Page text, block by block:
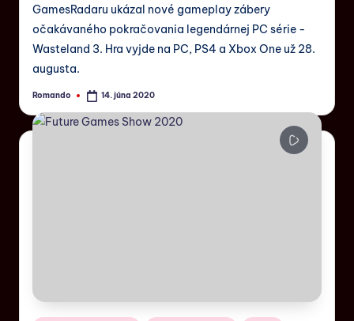
GamesRadaru ukázal nové gameplay zábery
očakávaného pokračovania legendárnej PC série -
Wasteland 3. Hra vyjde na PC, PS4 a Xbox One už 28.
augusta.
Romando 14. júna 2020